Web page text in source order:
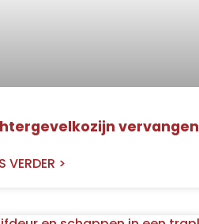
vervangen
VERDER >